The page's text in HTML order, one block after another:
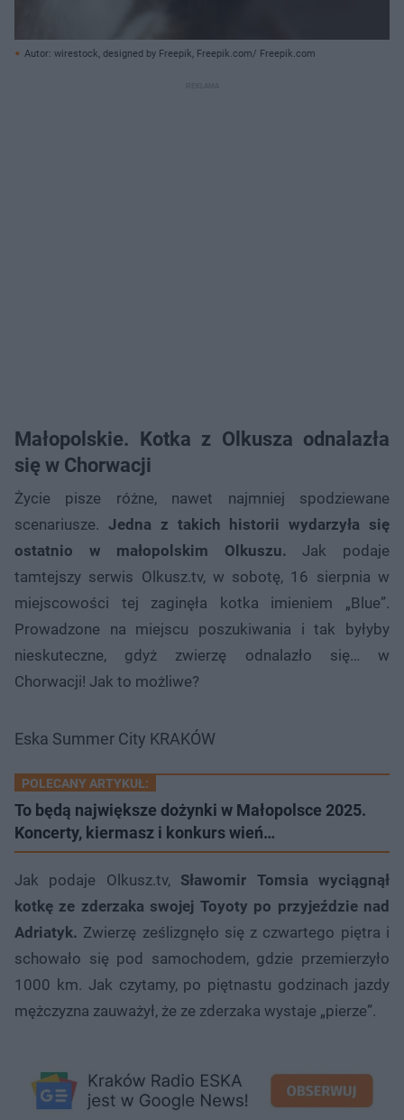
Autor: wirestock, designed by Freepik, Freepik.com/ Freepik.com
Małopolskie. Kotka z Olkusza odnalazła
się w Chorwacji
Życie pisze różne, nawet najmniej spodziewane
scenariusze. Jedna z takich historii wydarzyła się
ostatnio w małopolskim Olkuszu. Jak podaje
tamtejszy serwis Olkusz.tv, w sobotę, 16 sierpnia w
miejscowości tej zaginęła kotka imieniem „Blue”.
Prowadzone na miejscu poszukiwania i tak byłyby
nieskuteczne, gdyż zwierzę odnalazło się… w
Chorwacji! Jak to możliwe?
Eska Summer City KRAKÓW
POLECANY ARTYKUŁ:
To będą największe dożynki w Małopolsce 2025.
Koncerty, kiermasz i konkurs wień…
Jak podaje Olkusz.tv, Sławomir Tomsia wyciągnął
kotkę ze zderzaka swojej Toyoty po przyjeździe nad
Adriatyk. Zwierzę ześlizgnęło się z czwartego piętra i
schowało się pod samochodem, gdzie przemierzyło
1000 km. Jak czytamy, po piętnastu godzinach jazdy
mężczyzna zauważył, że ze zderzaka wystaje „pierze”.